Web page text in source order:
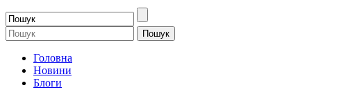
Головна
Новини
Блоги